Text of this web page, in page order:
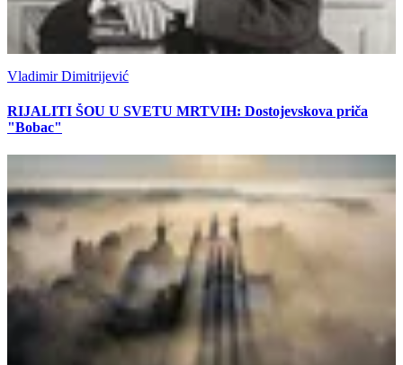
Vladimir Dimitrijević
RIJALITI ŠOU U SVETU MRTVIH: Dostojevskova priča
"Bobac"